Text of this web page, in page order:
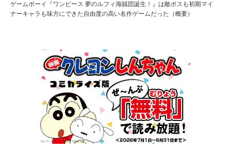
ゲームボーイ『ワンピース 夢のルフィ海賊団誕生！』は敵ボスも初期マイ
ナーキャラも味方にできた自由度の高い名作ゲームだった（概要）